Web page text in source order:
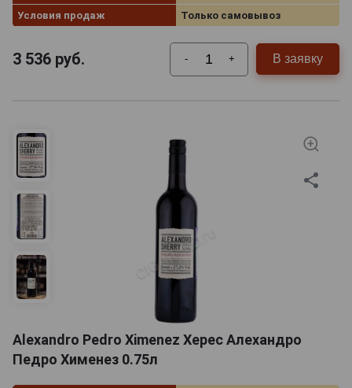
Условия продаж
Только самовывоз
3 536 руб. - + В заявку
Alexandro Pedro Ximenez Херес Алехандро
Педро Хименез 0.75л